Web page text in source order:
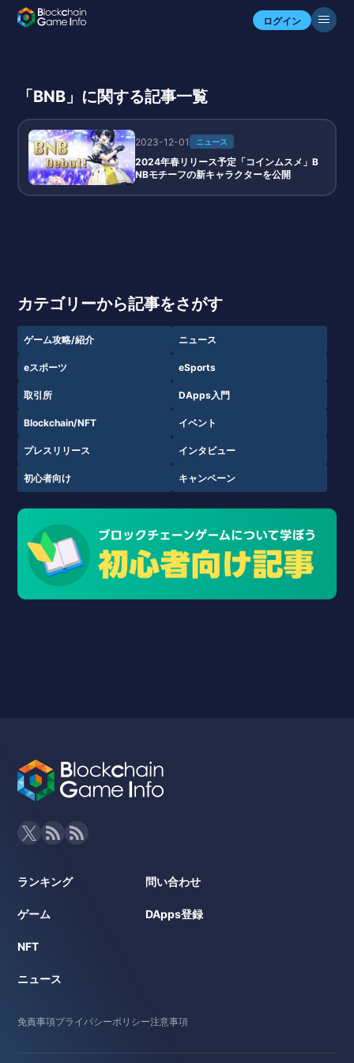
ログイン
「BNB」に関する記事一覧
2023-12-01 ニュース
2024年春リリース予定「コインムスメ」B
NBモチーフの新キャラクターを公開
カテゴリーから記事をさがす
ゲーム攻略/紹介 ニュース
eスポーツ eSports
取引所 DApps入門
Blockchain/NFT イベント
プレスリリース インタビュー
初心者向け キャンペーン
ランキング
ゲーム
NFT
ニュース
問い合わせ
DApps登録
免責事項プライバシーポリシー注意事項